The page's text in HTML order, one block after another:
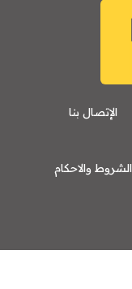
الإتصال بنا
الشروط والاحكام